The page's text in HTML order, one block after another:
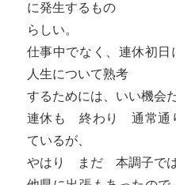
に発生するもの
らしい。
仕事中でなく、連休初日
人生について熟考
するためには、いい機会
連休も 終わり 通常通
ているが、
やはり まだ 本調子では